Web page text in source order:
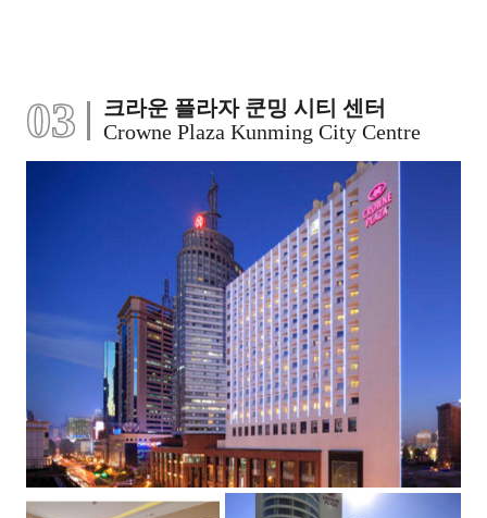
03
크라운 플라자 쿤밍 시티 센터
Crowne Plaza Kunming City Centre